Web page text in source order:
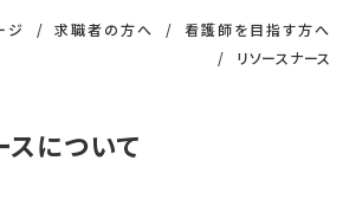
ジ 求職者の方へ
看護師を目指す方へ
リソースナース
スについて